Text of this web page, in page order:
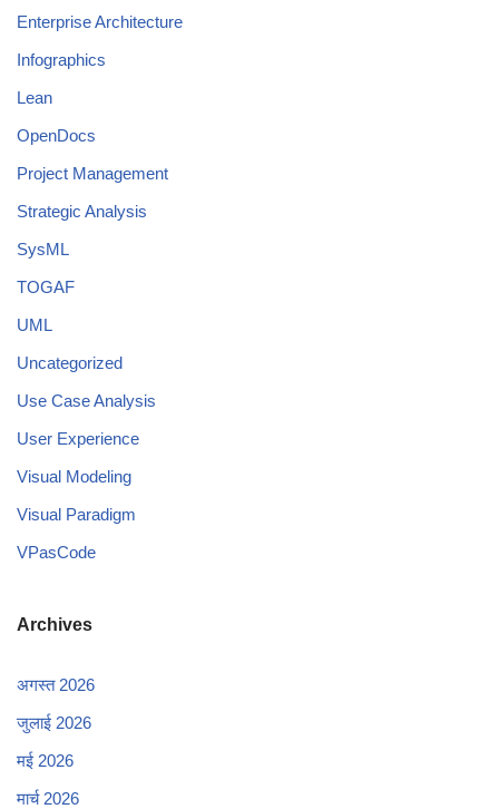
Enterprise Architecture
Infographics
Lean
OpenDocs
Project Management
Strategic Analysis
SysML
TOGAF
UML
Uncategorized
Use Case Analysis
User Experience
Visual Modeling
Visual Paradigm
VPasCode
Archives
अगस्त 2026
जुलाई 2026
मई 2026
मार्च 2026